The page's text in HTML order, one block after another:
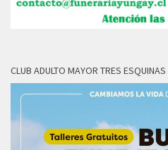
CLUB ADULTO MAYOR TRES ESQUINAS